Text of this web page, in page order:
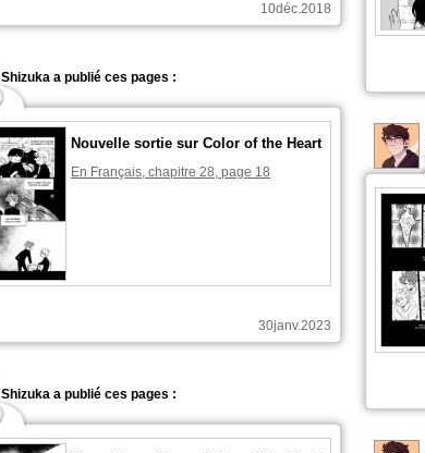
10déc.2018
Shizuka a publié ces pages :
Nouvelle sortie sur Color of the Heart
En Français, chapitre 28, page 18
30janv.2023
Shizuka a publié ces pages :